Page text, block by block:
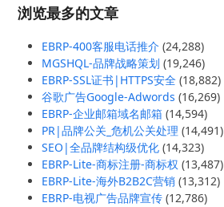
浏览最多的文章
EBRP-400客服电话推介 (24,288)
MGSHQL-品牌战略策划 (19,246)
EBRP-SSL证书|HTTPS安全 (18,882)
谷歌广告Google-Adwords (16,269)
EBRP-企业邮箱域名邮箱 (14,594)
PR|品牌公关_危机公关处理 (14,491)
SEO|全品牌结构级优化 (14,323)
EBRP-Lite-商标注册-商标权 (13,487)
EBRP-Lite-海外B2B2C营销 (13,312)
EBRP-电视广告品牌宣传 (12,786)